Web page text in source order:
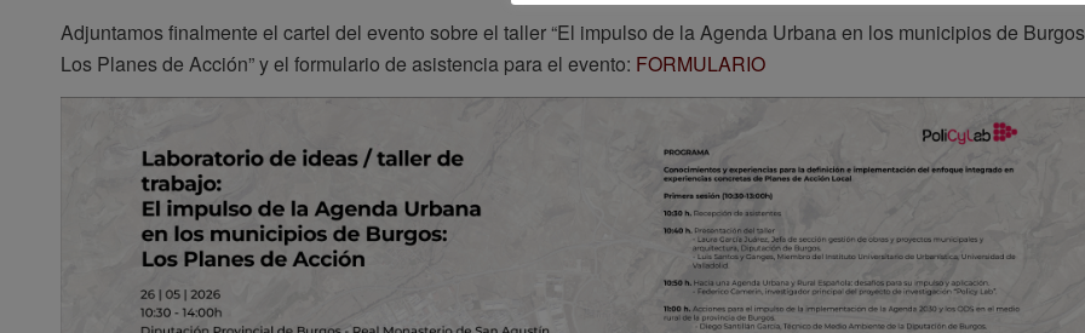
Adjuntamos finalmente el cartel del evento sobre el taller “El impulso de la Agenda Urbana en los municipios de
Los Planes de Acción” y el formulario de asistencia para el evento: FORMULARIO